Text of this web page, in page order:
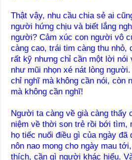
Thật vậy, nhu cầu chia sẻ ai
người hứng chịu và biết lắng
người? Cảm xúc con người vô
càng cao, trái tim càng thu nhỏ,
rất kỹ nhưng chỉ cần một lời nói
như mũi nhọn xé nát lòng
chỉ nghĩ mà không cần nói, còn
mà không cần nghĩ!
Người ta càng về già càng thấy
niệm về thời son trẻ rồi bới
họ tiếc nuối điều gì của ngày
nôn nao mong cho ngày mau
thích, cần gì người khác hiểu.